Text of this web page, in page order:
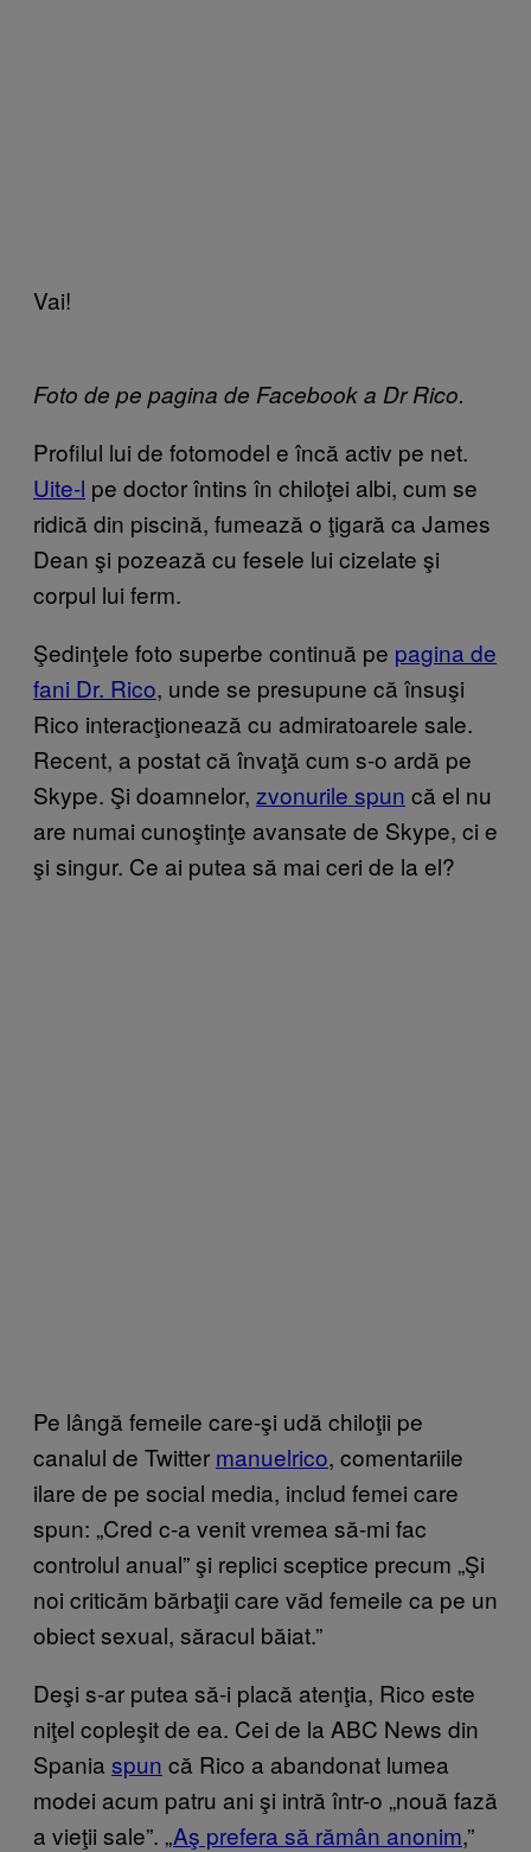
Vai!
Foto de pe pagina de Facebook a Dr Rico.
Profilul lui de fotomodel e încă activ pe net.
Uite-l pe doctor întins în chiloţei albi, cum se
ridică din piscină, fumează o ţigară ca James
Dean şi pozează cu fesele lui cizelate şi
corpul lui ferm.
Şedinţele foto superbe continuă pe pagina de
fani Dr. Rico, unde se presupune că însuşi
Rico interacţionează cu admiratoarele sale.
Recent, a postat că învaţă cum s-o ardă pe
Skype. Şi doamnelor, zvonurile spun că el nu
are numai cunoştinţe avansate de Skype, ci e
şi singur. Ce ai putea să mai ceri de la el?
Pe lângă femeile care-şi udă chiloţii pe
canalul de Twitter manuelrico, comentariile
ilare de pe social media, includ femei care
spun: „Cred c-a venit vremea să-mi fac
controlul anual” şi replici sceptice precum „Şi
noi criticăm bărbaţii care văd femeile ca pe un
obiect sexual, săracul băiat.”
Deşi s-ar putea să-i placă atenţia, Rico este
niţel copleşit de ea. Cei de la ABC News din
Spania spun că Rico a abandonat lumea
modei acum patru ani şi intră într-o „nouă fază
a vieţii sale”. „Aş prefera să rămân anonim,”